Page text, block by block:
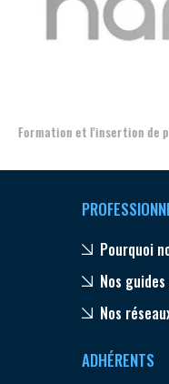
Formation et l'insertion de
Pourquoi
Nos
Nos
ADHÉRENTS